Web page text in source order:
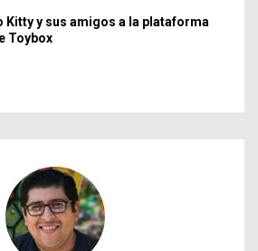
Kitty y sus amigos a la plataforma
Toybox